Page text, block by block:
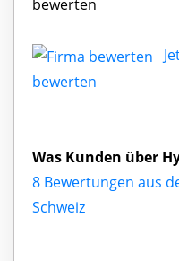
bewerten
bewerten
Was Kunden über
8 Bewertungen aus
Schweiz